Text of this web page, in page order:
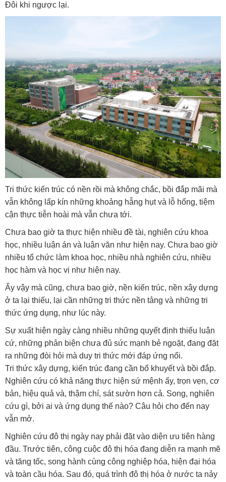
Đôi khi ngược lại.
Tri thức kiến trúc có nền rồi mà không chắc, bồi đắp mãi mà
vẫn không lấp kín những khoảng hẫng hụt và lỗ hổng, tiệm
cận thực tiễn hoài mà vẫn chưa tới.
Chưa bao giờ ta thực hiện nhiều đề tài, nghiên cứu khoa
học, nhiều luận án và luận văn như hiện nay. Chưa bao giờ
nhiều tổ chức làm khoa học, nhiều nhà nghiên cứu, nhiều
học hàm và học vị như hiện nay.
Ấy vậy mà cũng, chưa bao giờ, nền kiến trúc, nền xây dựng
ở ta lại thiếu, lại cần những tri thức nền tảng và những tri
thức ứng dụng, như lúc này.
Sự xuất hiện ngày càng nhiều những quyết định thiếu luận
cứ, những phản biện chưa đủ sức mạnh bẻ ngoặt, đang đặt
ra những đòi hỏi mà duy tri thức mới đáp ứng nổi.
Tri thức xây dựng, kiến trúc đang cần bổ khuyết và bồi đắp.
Nghiên cứu có khả năng thực hiện sứ mệnh ấy, trọn vẹn, cơ
bản, hiệu quả và, thậm chí, sát sườn hơn cả. Song, nghiên
cứu gì, bởi ai và ứng dụng thế nào? Câu hỏi cho đến nay
vẫn mở.
Nghiên cứu đô thị ngày nay phải đặt vào diện ưu tiên hàng
đầu. Trước tiên, công cuộc đô thị hóa đang diễn ra mạnh mẽ
và tăng tốc, song hành cùng công nghiệp hóa, hiện đại hóa
và toàn cầu hóa. Sau đó, quá trình đô thị hóa ở nước ta nảy